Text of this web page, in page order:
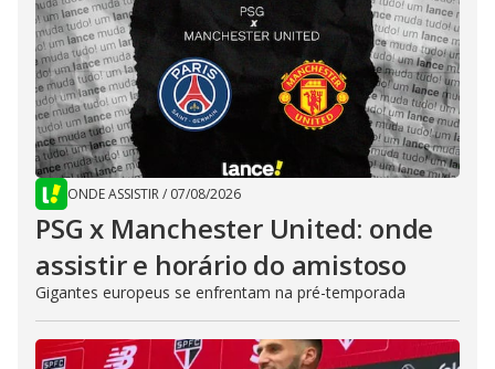
ONDE ASSISTIR/ 07/08/2026
PSG x Manchester United: onde
assistir e horário do amistoso
Gigantes europeus se enfrentam na pré-temporada